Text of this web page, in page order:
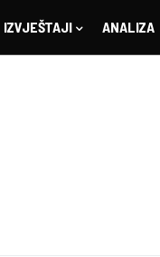
IZVJEŠTAJI ANALIZA